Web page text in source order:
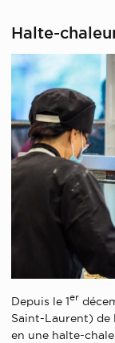
Halte-
Depuis le 1er
Saint-Laurent) de
en une halte-